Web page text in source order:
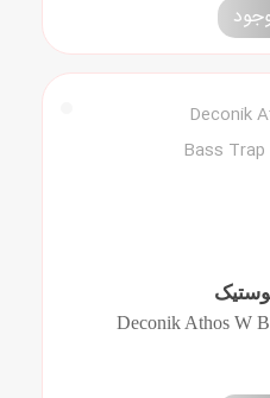
Deconik Athos W